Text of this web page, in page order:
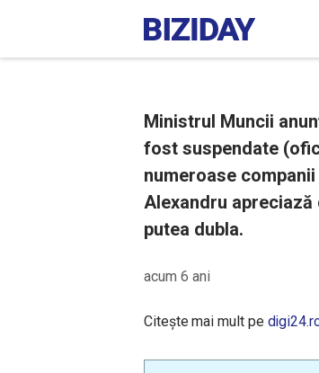
Ministrul Muncii
fost suspendate
numeroase
Alexandru
putea dubla.
acum 6 ani
Citește mai mult pe